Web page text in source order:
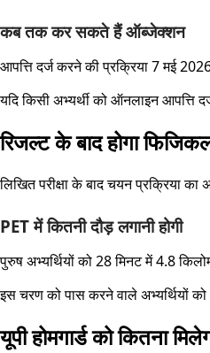
कब तक कर सकते हैं ऑब्जेक्शन
आपत्ति दर्ज करने की प्रक्रिया 7 मई
यदि किसी अभ्यर्थी को ऑनलाइन
रिजल्ट के बाद होगा
लिखित परीक्षा के बाद चयन प्रक्रिया का
PET में कितनी दौड़ लगानी होगी
पुरुष अभ्यर्थियों को 28 मिनट में 4.8
इस चरण को पास करने वाले अभ्यर्थियों
यूपी होमगार्ड को कितना